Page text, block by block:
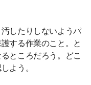
したりしないようパ
する作業のこと。と
ところだろう。どこ
よう。